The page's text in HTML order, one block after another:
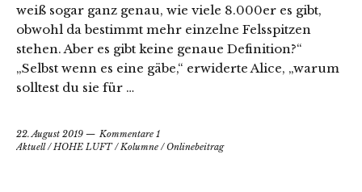
weiß sogar ganz genau, wie viele 8.000er es gibt,
obwohl da bestimmt mehr einzelne Felsspitzen
stehen. Aber es gibt keine genaue Definition?“
„Selbst wenn es eine gäbe,“ erwiderte Alice, „warum
solltest du sie für …
22. August 2019
Kommentare 1
Aktuell/HOHE LUFT/Kolumne /Onlinebeitrag